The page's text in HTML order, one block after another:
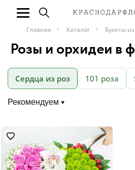
Главная Каталог Букеты
Розы и орхидеи в
Сердца из роз 101 роза
Рекомендуем